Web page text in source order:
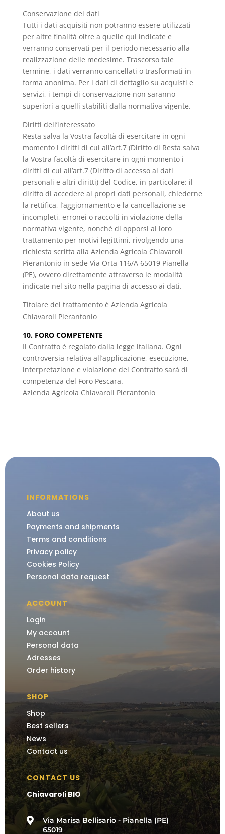
Conservazione dei dati
Tutti i dati acquisiti non potranno essere utilizzati
per altre finalità oltre a quelle qui indicate e
verranno conservati per il periodo necessario alla
realizzazione delle medesime. Trascorso tale
termine, i dati verranno cancellati o trasformati in
forma anonima. Per i dati di dettaglio su acquisti e
servizi, i tempi di conservazione non saranno
superiori a quelli stabiliti dalla normativa vigente.
Diritti dell’interessato
Resta salva la Vostra facoltà di esercitare in ogni
momento i diritti di cui all’art.7 (Diritto di Resta salva
la Vostra facoltà di esercitare in ogni momento i
diritti di cui all’art.7 (Diritto di accesso ai dati
personali e altri diritti) del Codice, in particolare: il
diritto di accedere ai propri dati personali, chiederne
la rettifica, l’aggiornamento e la cancellazione se
incompleti, erronei o raccolti in violazione della
normativa vigente, nonché di opporsi al loro
trattamento per motivi legittimi, rivolgendo una
richiesta scritta alla Azienda Agricola Chiavaroli
Pierantonio in sede Via Orta 116/A 65019 Pianella
(PE), ovvero direttamente attraverso le modalità
indicate nel sito nella pagina di accesso ai dati.
Titolare del trattamento è Azienda Agricola
Chiavaroli Pierantonio
10. FORO COMPETENTE
Il Contratto è regolato dalla legge italiana. Ogni
controversia relativa all’applicazione, esecuzione,
interpretazione e violazione del Contratto sarà di
competenza del Foro Pescara.
Azienda Agricola Chiavaroli Pierantonio
INFORMATIONS
About us
Payments and shipments
Terms and conditions
Privacy policy
Cookies Policy
Personal data request
ACCOUNT
Login
My account
Personal data
Adresses
Order history
SHOP
Shop
Best sellers
News
Contact us
CONTACT US
Chiavaroli BIO

Via Marisa Bellisario - Pianella (PE)
65019